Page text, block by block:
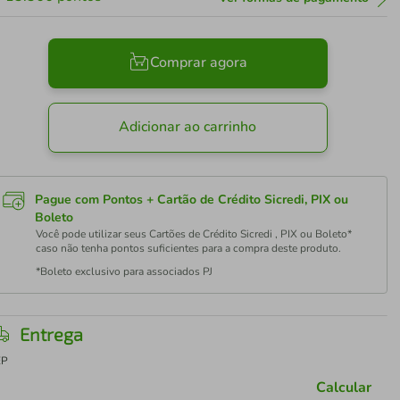
Comprar agora
Adicionar ao carrinho
Pague com Pontos + Cartão de Crédito Sicredi, PIX ou
Boleto
Você pode utilizar seus Cartões de Crédito Sicredi , PIX ou Boleto*
caso não tenha pontos suficientes para a compra deste produto.
*Boleto exclusivo para associados PJ
Entrega
Calcular